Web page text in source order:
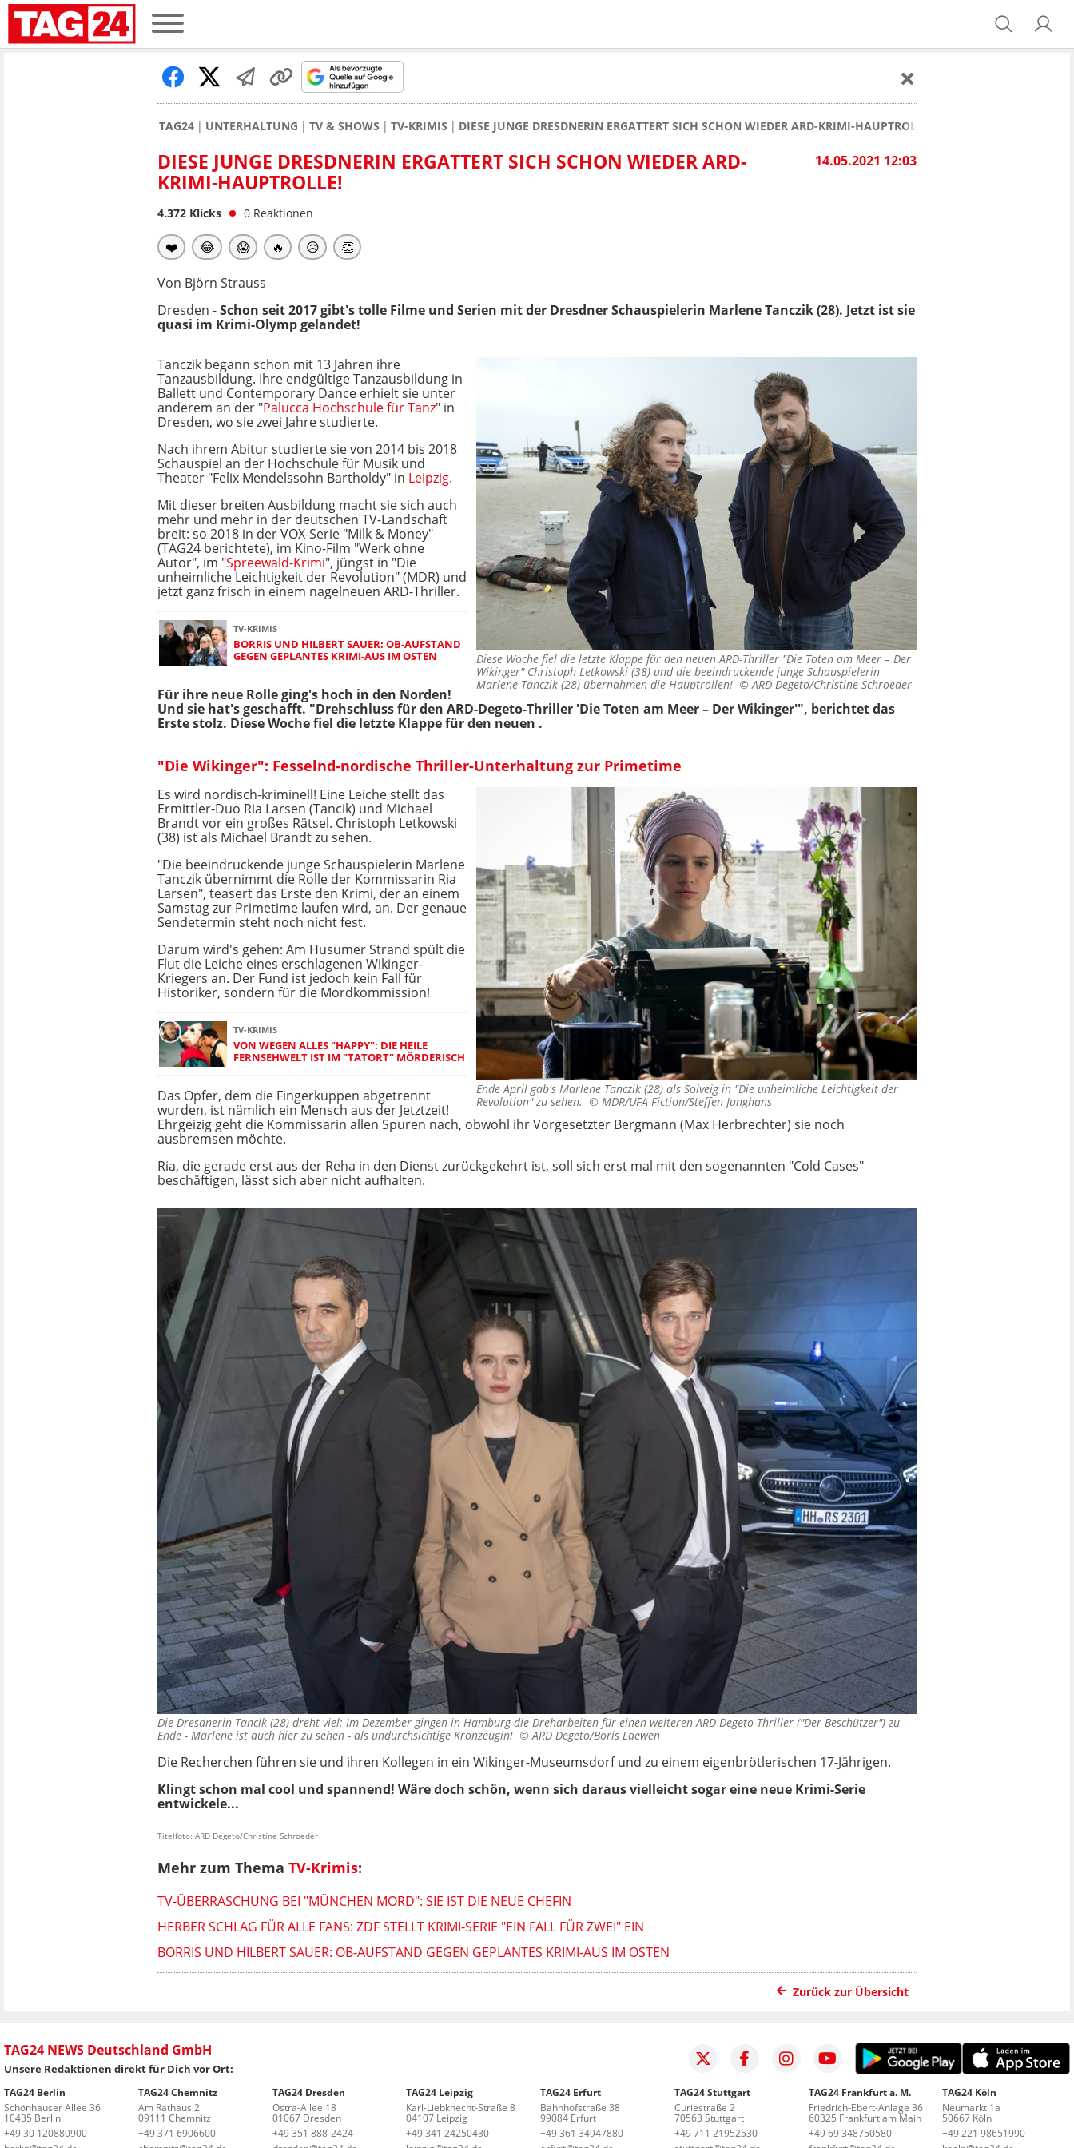
TAG24 UNTERHALTUNG TV & SHOWS TV-KRIMIS DIESE JUNGE DRESDNERIN ERGATTERT SICH SCHON WIEDER ARD-KRIMI-HAUPTROLLE!
14.05.2021 12:03
DIESE JUNGE DRESDNERIN ERGATTERT SICH SCHON WIEDER ARD-
KRIMI-HAUPTROLLE!
4.372 Klicks 0 Reaktionen
❤️ 😂 😱 🔥 😥 👏
Von Björn Strauss
Dresden -Schon seit 2017 gibt's tolle Filme und Serien mit der Dresdner Schauspielerin Marlene Tanczik (28). Jetzt ist sie
quasi im Krimi-Olymp gelandet!
Diese Woche fiel die letzte Klappe für den neuen ARD-Thriller "Die Toten am Meer – Der
Wikinger" Christoph Letkowski (38) und die beeindruckende junge Schauspielerin
Marlene Tanczik (28) übernahmen die Hauptrollen! ©ARD Degeto/Christine Schroeder
Tanczik begann schon mit 13 Jahren ihre
Tanzausbildung. Ihre endgültige Tanzausbildung in
Ballett und Contemporary Dance erhielt sie unter
anderem an der "Palucca Hochschule für Tanz" in
Dresden, wo sie zwei Jahre studierte.
Nach ihrem Abitur studierte sie von 2014 bis 2018
Schauspiel an der Hochschule für Musik und
Theater "Felix Mendelssohn Bartholdy" in Leipzig.
Mit dieser breiten Ausbildung macht sie sich auch
mehr und mehr in der deutschen TV-Landschaft
breit: so 2018 in der VOX-Serie "Milk & Money"
(TAG24 berichtete), im Kino-Film "Werk ohne
Autor", im "Spreewald-Krimi", jüngst in "Die
unheimliche Leichtigkeit der Revolution" (MDR) und
jetzt ganz frisch in einem nagelneuen ARD-Thriller.
TV-KRIMIS
BORRIS UND HILBERT SAUER: OB-AUFSTAND
GEGEN GEPLANTES KRIMI-AUS IM OSTEN
Für ihre neue Rolle ging's hoch in den Norden!
Und sie hat's geschafft. "Drehschluss für den ARD-Degeto-Thriller 'Die Toten am Meer – Der Wikinger'", berichtet das
Erste stolz. Diese Woche fiel die letzte Klappe für den neuen .
"Die Wikinger": Fesselnd-nordische Thriller-Unterhaltung zur Primetime
Ende April gab's Marlene Tanczik (28) als Solveig in "Die unheimliche Leichtigkeit der
Revolution" zu sehen. © MDR/UFA Fiction/Steffen Junghans
Es wird nordisch-kriminell! Eine Leiche stellt das
Ermittler-Duo Ria Larsen (Tancik) und Michael
Brandt vor ein großes Rätsel. Christoph Letkowski
(38) ist als Michael Brandt zu sehen.
"Die beeindruckende junge Schauspielerin Marlene
Tanczik übernimmt die Rolle der Kommissarin Ria
Larsen", teasert das Erste den Krimi, der an einem
Samstag zur Primetime laufen wird, an. Der genaue
Sendetermin steht noch nicht fest.
Darum wird's gehen: Am Husumer Strand spült die
Flut die Leiche eines erschlagenen Wikinger-
Kriegers an. Der Fund ist jedoch kein Fall für
Historiker, sondern für die Mordkommission!
TV-KRIMIS
VON WEGEN ALLES "HAPPY": DIE HEILE
FERNSEHWELT IST IM "TATORT" MÖRDERISCH
Das Opfer, dem die Fingerkuppen abgetrennt
wurden, ist nämlich ein Mensch aus der Jetztzeit!
Ehrgeizig geht die Kommissarin allen Spuren nach, obwohl ihr Vorgesetzter Bergmann (Max Herbrechter) sie noch
ausbremsen möchte.
Ria, die gerade erst aus der Reha in den Dienst zurückgekehrt ist, soll sich erst mal mit den sogenannten "Cold Cases"
beschäftigen, lässt sich aber nicht aufhalten.
Die Dresdnerin Tancik (28) dreht viel: Im Dezember gingen in Hamburg die Dreharbeiten für einen weiteren ARD-Degeto-Thriller ("Der Beschützer") zu
Ende - Marlene ist auch hier zu sehen - als undurchsichtige Kronzeugin! ©ARD Degeto/Boris Laewen
Die Recherchen führen sie und ihren Kollegen in ein Wikinger-Museumsdorf und zu einem eigenbrötlerischen 17-Jährigen.
Klingt schon mal cool und spannend! Wäre doch schön, wenn sich daraus vielleicht sogar eine neue Krimi-Serie
entwickele...
Titelfoto: ARD Degeto/Christine Schroeder
Mehr zum Thema TV-Krimis:
TV-ÜBERRASCHUNG BEI "MÜNCHEN MORD": SIE IST DIE NEUE CHEFIN
HERBER SCHLAG FÜR ALLE FANS: ZDF STELLT KRIMI-SERIE "EIN FALL FÜR ZWEI" EIN
BORRIS UND HILBERT SAUER: OB-AUFSTAND GEGEN GEPLANTES KRIMI-AUS IM OSTEN
Zurück zur Übersicht
TAG24 NEWS Deutschland GmbH
Unsere Redaktionen direkt für Dich vor Ort:
TAG24 Berlin
Schönhauser Allee 36
10435 Berlin
+49 30 120880900
TAG24 Chemnitz
Am Rathaus 2
09111 Chemnitz
+49 371 6906600
TAG24 Dresden
Ostra-Allee 18
01067 Dresden
+49 351 888-2424
TAG24 Leipzig
Karl-Liebknecht-Straße 8
04107 Leipzig
+49 341 24250430
TAG24 Erfurt
Bahnhofstraße 38
99084 Erfurt
+49 361 34947880
TAG24 Stuttgart
Curiestraße 2
70563 Stuttgart
+49 711 21952530
TAG24 Frankfurt a. M.
Friedrich-Ebert-Anlage 36
60325 Frankfurt am Main
+49 69 348750580
TAG24 Köln
Neumarkt 1a
50667 Köln
+49 221 98651990